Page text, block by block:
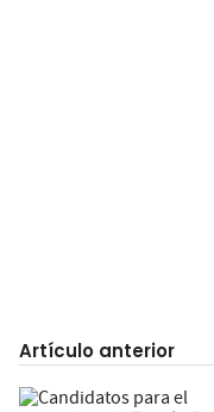
Artículo anterior